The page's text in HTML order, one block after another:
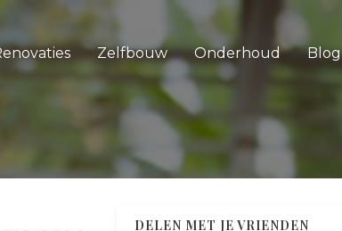
Zelfbouw Onderhoud Blog
DELEN MET JE VRIENDEN